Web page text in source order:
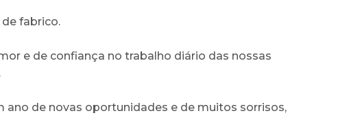
fabrico.
e de confiança no trabalho diário das nossas
ano de novas oportunidades e de muitos sorrisos,